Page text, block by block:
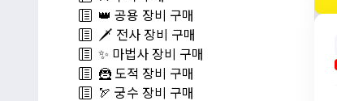
👑 공용 장비 구매
🗡️ 전사 장비 구매
✨ 마법사 장비 구매
🦹 도적 장비 구매
🏹 궁수 장비 구매